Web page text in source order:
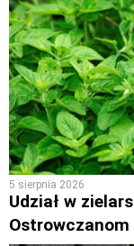
5 sierpnia 2026
Udział w
Ostrowczanom